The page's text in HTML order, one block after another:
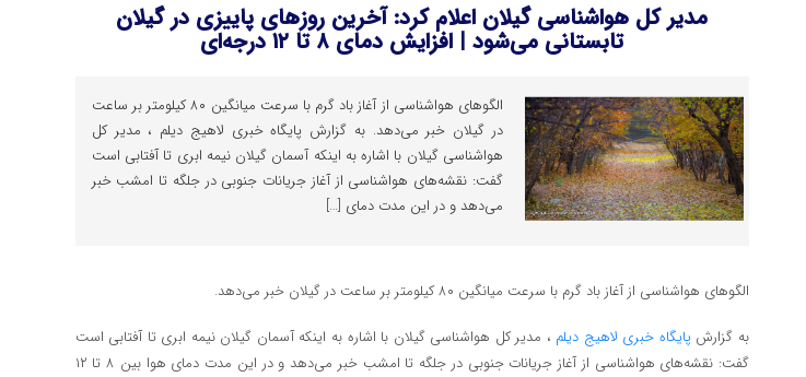
مدیر کل هواشناسی گیلان اعلام کرد: آخرین روز‌های پاییزی در گیلان
تابستانی می‌شود | افزایش دمای ۸ تا ۱۲ درجه‌ای
الگو‌های هواشناسی از آغاز باد گرم با سرعت میانگین ۸۰ کیلومتر بر ساعت
در گیلان خبر می‌دهد. به گزارش پایگاه خبری لاهیج دیلم ، مدیر کل
هواشناسی گیلان با اشاره به اینکه آسمان گیلان نیمه ابری تا آفتابی است
گفت: نقشه‌های هواشناسی از آغاز جریانات جنوبی در جلگه تا امشب خبر
می‌دهد و در این مدت دمای […]
الگو‌های هواشناسی از آغاز باد گرم با سرعت میانگین ۸۰ کیلومتر بر ساعت در گیلان خبر می‌دهد.
به گزارشپایگاه خبری لاهیج دیلم ، مدیر کل هواشناسی گیلان با اشاره به اینکه آسمان گیلان نیمه ابری تا آفتابی است
گفت: نقشه‌های هواشناسی از آغاز جریانات جنوبی در جلگه تا امشب خبر می‌دهد و در این مدت دمای هوا بین ۸ تا ۱۲